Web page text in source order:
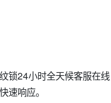
锁24小时全天候客服在
速响应。